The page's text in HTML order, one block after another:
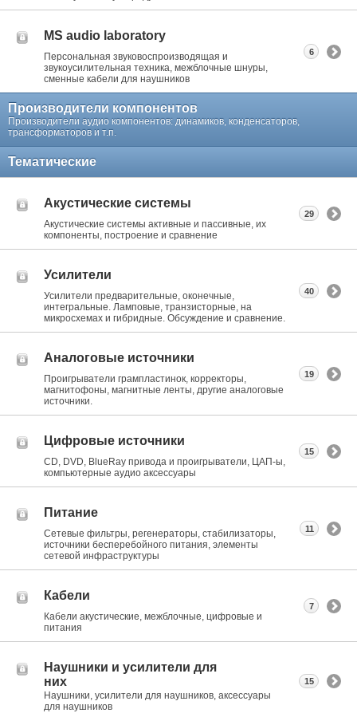
MS audio laboratory
Персональная звуковоспроизводящая и
звукоусилительная техника, межблочные шнуры,
сменные кабели для наушников
6
Производители компонентов
Производители аудио компонентов: динамиков, конденсаторов,
трансформаторов и т.п.
Тематические
Акустические системы
Акустические системы активные и пассивные, их
компоненты, построение и сравнение
29
Усилители
Усилители предварительные, оконечные,
интегральные. Ламповые, транзисторные, на
микросхемах и гибридные. Обсуждение и сравнение.
40
Аналоговые источники
Проигрыватели грампластинок, корректоры,
магнитофоны, магнитные ленты, другие аналоговые
источники.
19
Цифровые источники
CD, DVD, BlueRay привода и проигрыватели, ЦАП-ы,
компьютерные аудио аксессуары
15
Питание
Сетевые фильтры, регенераторы, стабилизаторы,
источники бесперебойного питания, элементы
сетевой инфраструктуры
11
Кабели
Кабели акустические, межблочные, цифровые и
питания
7
Наушники и усилители для
них
Наушники, усилители для наушников, аксессуары
для наушников
15